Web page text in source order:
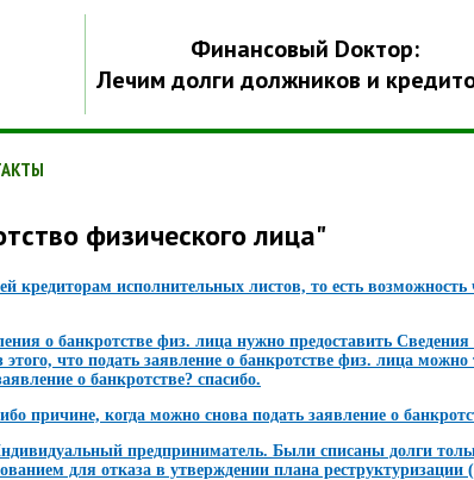
Финансовый Dоктор:
Лечим долги должников и
физического лица"
кредиторам исполнительных листов, то есть
о банкротстве физ. лица нужно предоставить
что подать заявление о банкротстве физ. лица
о банкротстве? спасибо.
причине, когда можно снова подать заявление о
предприниматель. Были списаны долги
для отказа в утверждении плана